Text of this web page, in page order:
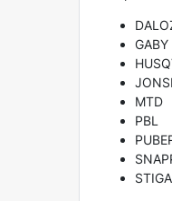
GABY
MTD
PBL
STIGA